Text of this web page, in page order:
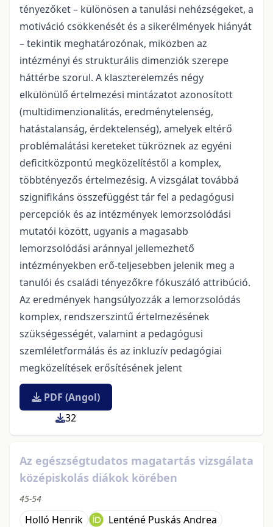
tényezőket – különösen a tanulási nehézségeket, a
motiváció csökkenését és a sikerélmények hiányát
– tekintik meghatározónak, miközben az
intézményi és strukturális dimenziók szerepe
háttérbe szorul. A klaszterelemzés négy
elkülönülő értelmezési mintázatot azonosított
(multidimenzionalitás, eredménytelenség,
hatástalanság, érdektelenség), amelyek eltérő
problémalátási kereteket tükröznek az egyéni
deficitközpontú megközelítéstől a komplex,
többtényezős értelmezésig. A vizsgálat továbbá
szignifikáns összefüggést tár fel a pedagógusi
percepciók és az intézmények lemorzsolódási
mutatói között, ugyanis a magasabb
lemorzsolódási aránnyal jellemezhető
intézményekben erő-teljesebben jelenik meg a
tanulói és családi tényezőkre fókuszáló attribúció.
Az eredmények hangsúlyozzák a lemorzsolódás
komplex, rendszerszintű értelmezésének
szükségességét, valamint a pedagógusi
szemléletformálás és az inkluzív pedagógiai
megközelítések erősítésének jelent
PDF (Angol)
32
Az egészségtudatos magatartás vizsgálata
középiskolás diákok körében
45-54
Holló Henrik Lenténé Puskás Andrea